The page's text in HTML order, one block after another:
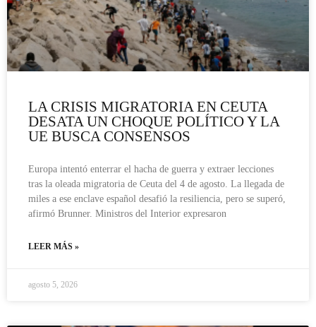
LA CRISIS MIGRATORIA EN CEUTA
DESATA UN CHOQUE POLÍTICO Y LA
UE BUSCA CONSENSOS
Europa intentó enterrar el hacha de guerra y extraer lecciones
tras la oleada migratoria de Ceuta del 4 de agosto. La llegada de
miles a ese enclave español desafió la resiliencia, pero se superó,
afirmó Brunner. Ministros del Interior expresaron
LEER MÁS »
agosto 5, 2026